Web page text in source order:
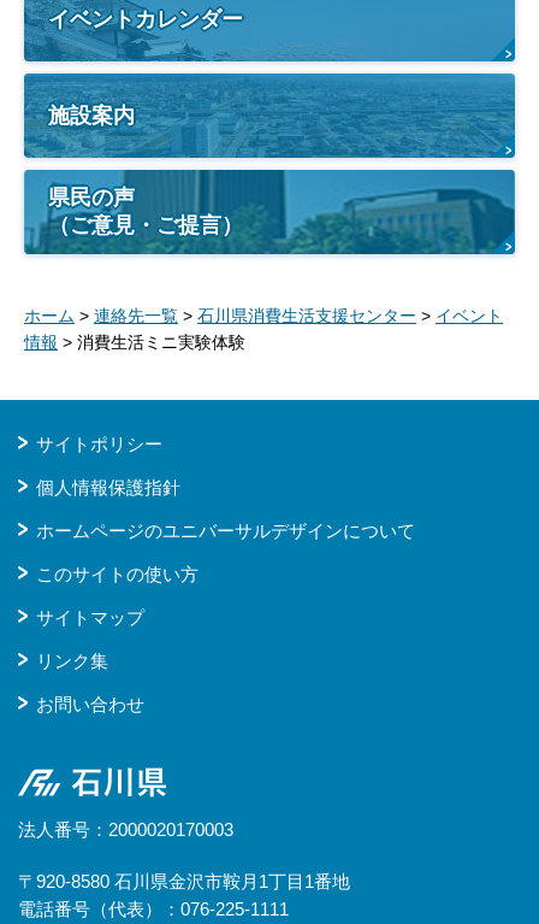
イベントカレンダー
施設案内
県民の声
（ご意見・ご提言）
ホーム > 連絡先一覧 > 石川県消費生活支援センター > イベント
情報 > 消費生活ミニ実験体験
サイトポリシー
個人情報保護指針
ホームページのユニバーサルデザインについて
このサイトの使い方
サイトマップ
リンク集
お問い合わせ
石川県
法人番号：2000020170003
〒920-8580 石川県金沢市鞍月1丁目1番地
電話番号（代表）：076-225-1111